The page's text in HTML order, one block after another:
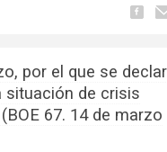
por el que se
situación de crisis
67. 14 de marzo